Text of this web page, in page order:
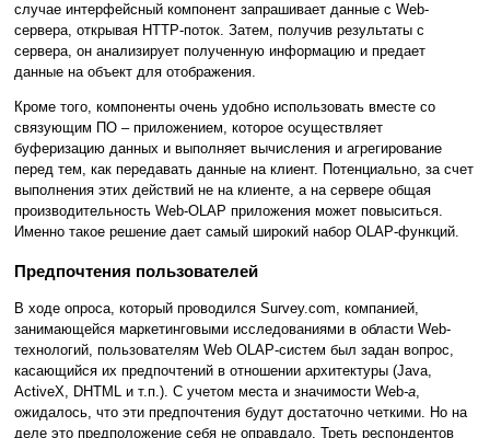
случае интерфейсный компонент запрашивает данные с Web-
сервера, открывая HTTP-поток. Затем, получив результаты с
сервера, он анализирует полученную информацию и предает
данные на объект для отображения.
Кроме того, компоненты очень удобно использовать вместе со
связующим ПО – приложением, которое осуществляет
буферизацию данных и выполняет вычисления и агрегирование
перед тем, как передавать данные на клиент. Потенциально, за счет
выполнения этих действий не на клиенте, а на сервере общая
производительность Web-OLAP приложения может повыситься.
Именно такое решение дает самый широкий набор OLAP-функций.
Предпочтения пользователей
В ходе опроса, который проводился Survey.com, компанией,
занимающейся маркетинговыми исследованиями в области Web-
технологий, пользователям Web OLAP-систем был задан вопрос,
касающийся их предпочтений в отношении архитектуры (Java,
ActiveX, DHTML и т.п.). С учетом места и значимости Web-а,
ожидалось, что эти предпочтения будут достаточно четкими. Но на
деле это предположение себя не оправдало. Треть респондентов